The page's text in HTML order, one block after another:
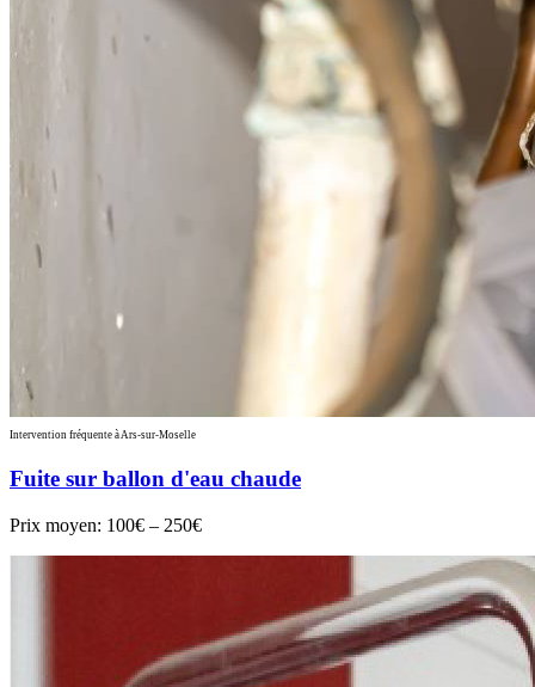
Intervention fréquente à Ars-sur-Moselle
Fuite sur ballon d'eau chaude
Prix moyen: 100€ – 250€